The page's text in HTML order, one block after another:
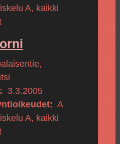
A, kaikki
,
3.3.2005
A
A, kaikki